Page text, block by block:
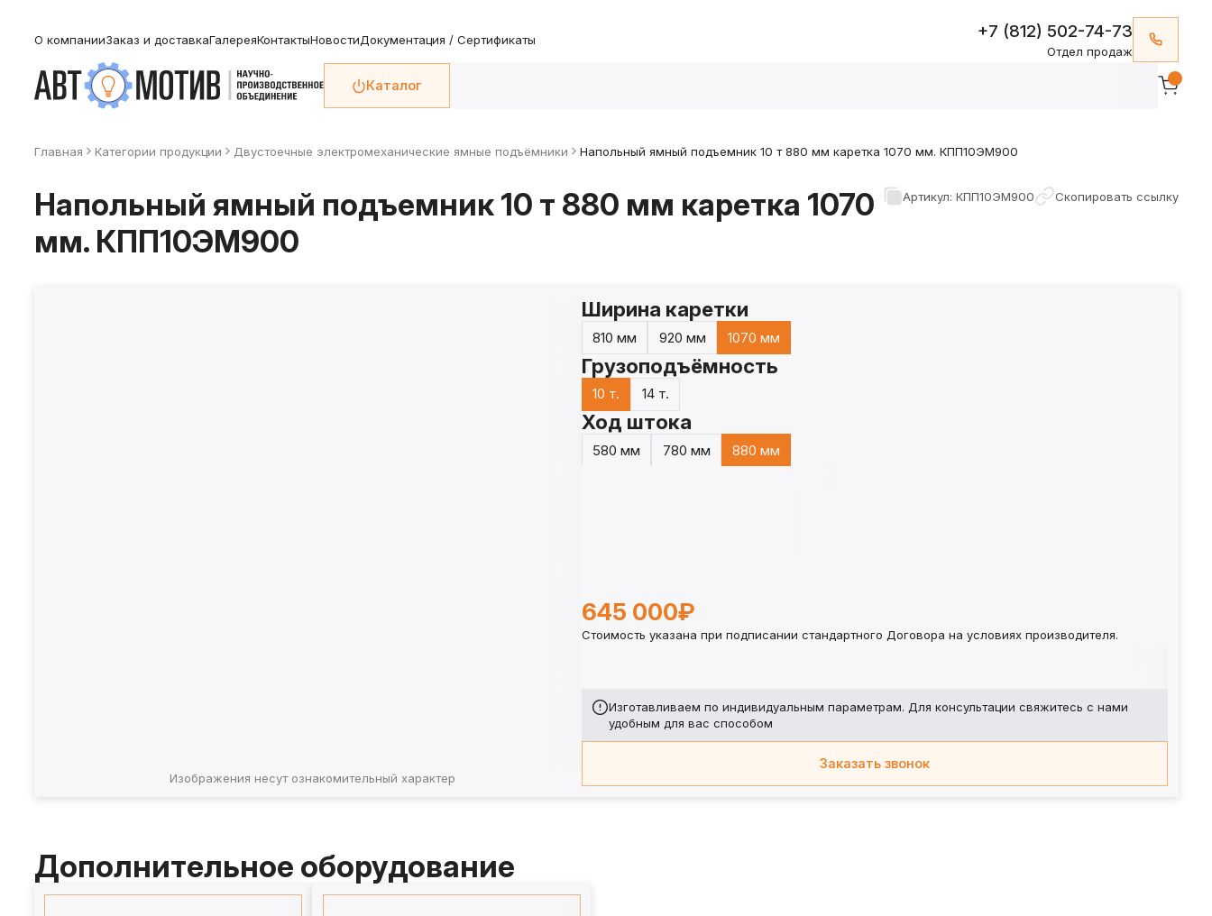
О компанииЗаказ и доставкаГалереяКонтактыНовостиДокументация / Сертификаты +7 (812) 502-74-73
Отдел продаж
Каталог
Главная Категории продукции Двустоечные электромеханические ямные подъёмники Напольный ямный подъемник 10 т 880 мм каретка 1070 мм. КПП10ЭМ900
Напольный ямный подъемник 10 т 880 мм каретка 1070
мм. КПП10ЭМ900
Артикул: КПП10ЭМ900 Скопировать ссылку
Изображения несут ознакомительный характер
Ширина каретки
810 мм 920 мм 1070 мм
Грузоподъёмность
10 т. 14 т.
Ход штока
580 мм 780 мм 880 мм
645 000₽
Стоимость указана при подписании стандартного Договора на условиях производителя.
Изготавливаем по индивидуальным параметрам. Для консультации свяжитесь с нами
удобным для вас способом
Заказать звонок
Дополнительное оборудование